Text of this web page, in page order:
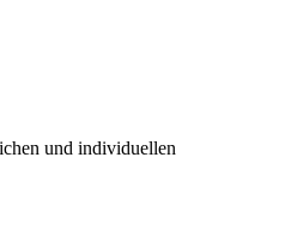
und individuellen